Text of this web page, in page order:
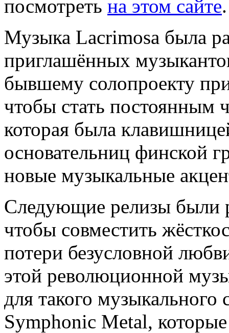
посмотреть на этом сайте.
Музыка Lacrimosa была
приглашённых
бывшему солопроекту
чтобы стать постоянным
которая была
основательниц финской
новые музыкальные
Следующие релизы были
чтобы совместить
потери безусловной
этой революционной
для такого
Symphonic Metal,